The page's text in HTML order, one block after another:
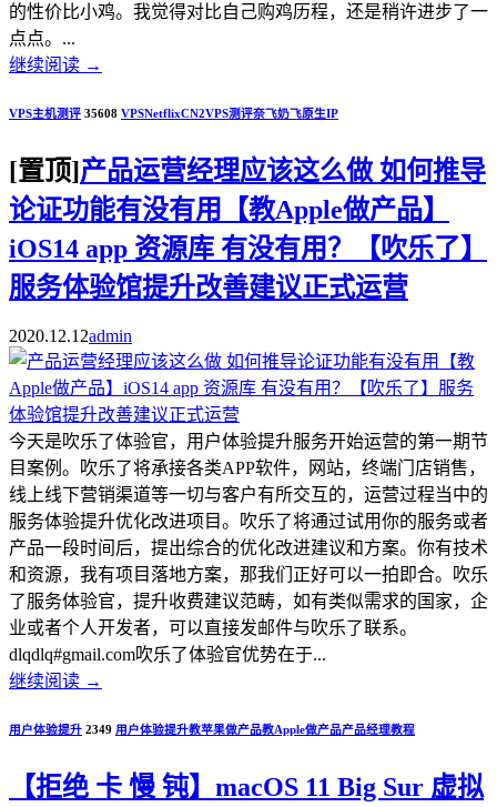
的性价比小鸡。我觉得对比自己购鸡历程，还是稍许进步了一
点点。...
继续阅读 →
VPS主机测评 35608 VPSNetflixCN2VPS测评奈飞奶飞原生IP
[置顶]产品运营经理应该这么做 如何推导
论证功能有没有用【教Apple做产品】
iOS14 app 资源库 有没有用？【吹乐了】
服务体验馆提升改善建议正式运营
2020.12.12admin
今天是吹乐了体验官，用户体验提升服务开始运营的第一期节
目案例。吹乐了将承接各类APP软件，网站，终端门店销售，
线上线下营销渠道等一切与客户有所交互的，运营过程当中的
服务体验提升优化改进项目。吹乐了将通过试用你的服务或者
产品一段时间后，提出综合的优化改进建议和方案。你有技术
和资源，我有项目落地方案，那我们正好可以一拍即合。吹乐
了服务体验官，提升收费建议范畴，如有类似需求的国家，企
业或者个人开发者，可以直接发邮件与吹乐了联系。
dlqdlq#gmail.com吹乐了体验官优势在于...
继续阅读 →
用户体验提升 2349 用户体验提升教苹果做产品教Apple做产品产品经理教程
【拒绝 卡 慢 钝】macOS 11 Big Sur 虚拟